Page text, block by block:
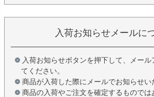
入荷お知らせメールに
入荷お知らせボタンを押下して、メール
てください。
商品が入荷した際にメールでお知らせい
商品の入荷やご注文を確定するものでは